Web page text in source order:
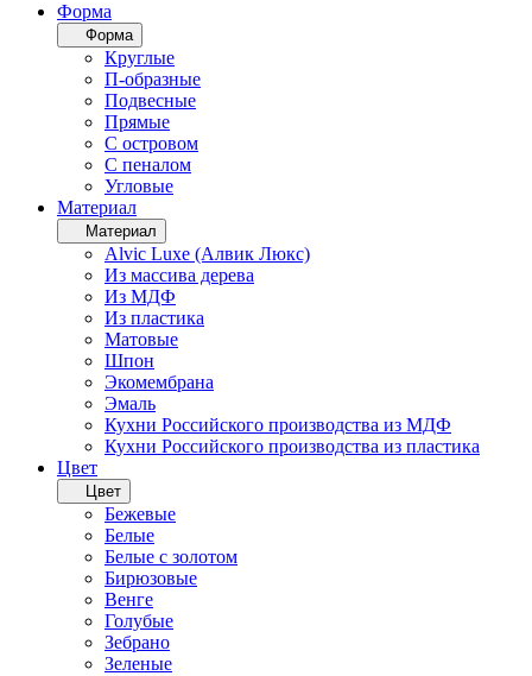
Форма
Форма
Круглые
П-образные
Подвесные
Прямые
С островом
С пеналом
Угловые
Материал
Материал
Alvic Luxe (Алвик Люкс)
Из массива дерева
Из МДФ
Из пластика
Матовые
Шпон
Экомембрана
Эмаль
Кухни Российского производства из МДФ
Кухни Российского производства из пластика
Цвет
Цвет
Бежевые
Белые
Белые с золотом
Бирюзовые
Венге
Голубые
Зебрано
Зеленые